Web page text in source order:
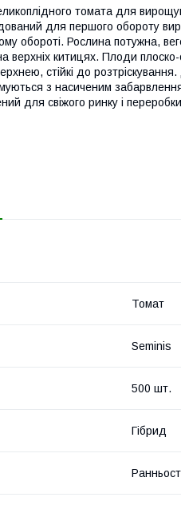
томата для
для першого обороту
обороті. Рослина потужна,
верхніх китицях. Плоди
стійкі до
з насиченим
для свіжого ринку і
Томат
Seminis
500 шт.
Гібрид